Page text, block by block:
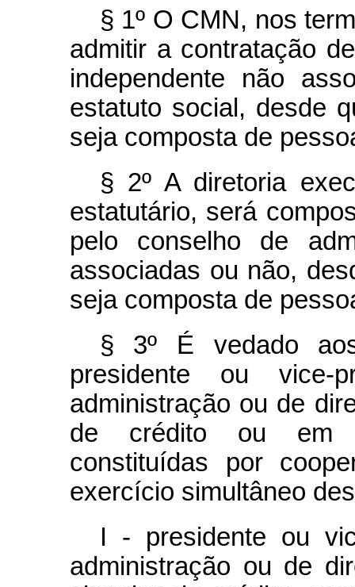
§ 1º O CMN, nos
admitir a contratação
independente não
estatuto social, desde
seja composta de
§ 2º A diretoria
estatutário, será
pelo conselho de
associadas ou não,
seja composta de
§ 3º É vedado
presidente ou vice-
administração ou de
de crédito ou em
constituídas por
exercício simultâneo
I - presidente ou
administração ou de